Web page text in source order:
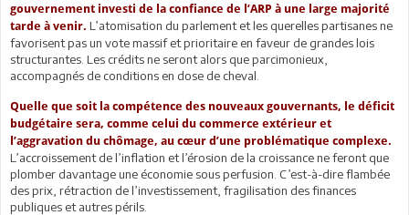
gouvernement investi de la confiance de l’ARP à une large majorité
tarde à venir. L’atomisation du parlement et les querelles partisanes ne
favorisent pas un vote massif et prioritaire en faveur de grandes lois
structurantes. Les crédits ne seront alors que parcimonieux,
accompagnés de conditions en dose de cheval.
Quelle que soit la compétence des nouveaux gouvernants, le déficit
budgétaire sera, comme celui du commerce extérieur et
l’aggravation du chômage, au cœur d’une problématique complexe.
L’accroissement de l’inflation et l’érosion de la croissance ne feront que
plomber davantage une économie sous perfusion. C’est-à-dire flambée
des prix, rétraction de l’investissement, fragilisation des finances
publiques et autres périls.